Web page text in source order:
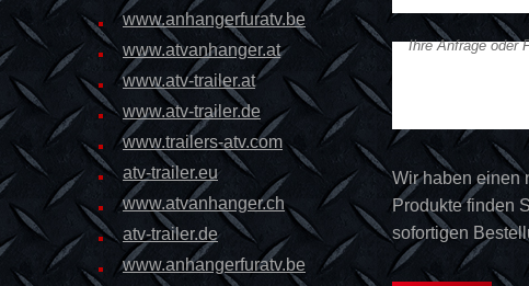
www.anhangerfuratv.be
www.atvanhanger.at
www.atv-trailer.at
www.atv-trailer.de
www.trailers-atv.com
atv-trailer.eu
www.atvanhanger.ch
atv-trailer.de
www.anhangerfuratv.be
Ihre Anfrage oder
Wir haben einen
Produkte finden
sofortigen